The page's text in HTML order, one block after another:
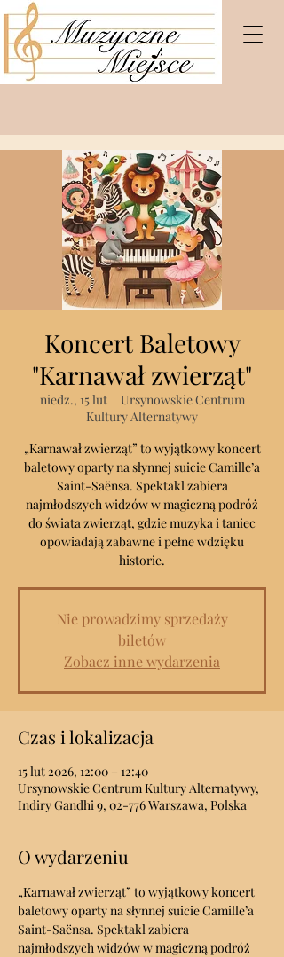
Koncert Baletowy
"Karnawał zwierząt"
niedz., 15 lut
  |
Ursynowskie Centrum
Kultury Alternatywy
„Karnawał zwierząt” to wyjątkowy koncert
baletowy oparty na słynnej suicie Camille’a
Saint-Saënsa. Spektakl zabiera
najmłodszych widzów w magiczną podróż
do świata zwierząt, gdzie muzyka i taniec
opowiadają zabawne i pełne wdzięku
historie.
Nie prowadzimy sprzedaży
biletów
Zobacz inne wydarzenia
Czas i lokalizacja
15 lut 2026, 12:00 – 12:40
Ursynowskie Centrum Kultury Alternatywy,
Indiry Gandhi 9, 02-776 Warszawa, Polska
O wydarzeniu
„Karnawał zwierząt” to wyjątkowy koncert
baletowy oparty na słynnej suicie Camille’a
Saint-Saënsa. Spektakl zabiera
najmłodszych widzów w magiczną podróż